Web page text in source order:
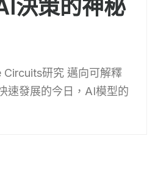
決策的神秘
研究 邁向可解釋
速發展的今日，AI模型的